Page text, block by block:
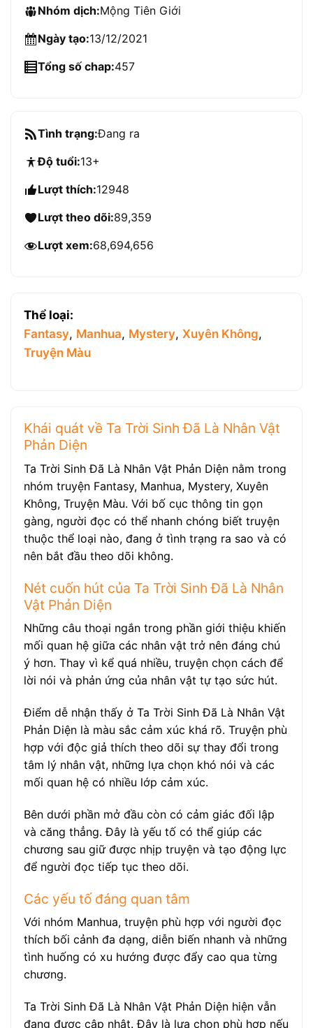
Nhóm dịch:Mộng Tiên Giới
Ngày tạo:13/12/2021
Tổng số chap:457
Tình trạng:Đang ra
Độ tuổi:13+
Lượt thích:12948
Lượt theo dõi:89,359
Lượt xem:68,694,656
Thể loại:
Fantasy, Manhua, Mystery, Xuyên Không,
Truyện Màu
Khái quát về Ta Trời Sinh Đã Là Nhân Vật
Phản Diện
Ta Trời Sinh Đã Là Nhân Vật Phản Diện nằm trong
nhóm truyện Fantasy, Manhua, Mystery, Xuyên
Không, Truyện Màu. Với bố cục thông tin gọn
gàng, người đọc có thể nhanh chóng biết truyện
thuộc thể loại nào, đang ở tình trạng ra sao và có
nên bắt đầu theo dõi không.
Nét cuốn hút của Ta Trời Sinh Đã Là Nhân
Vật Phản Diện
Những câu thoại ngắn trong phần giới thiệu khiến
mối quan hệ giữa các nhân vật trở nên đáng chú
ý hơn. Thay vì kể quá nhiều, truyện chọn cách để
lời nói và phản ứng của nhân vật tự tạo sức hút.
Điểm dễ nhận thấy ở Ta Trời Sinh Đã Là Nhân Vật
Phản Diện là màu sắc cảm xúc khá rõ. Truyện phù
hợp với độc giả thích theo dõi sự thay đổi trong
tâm lý nhân vật, những lựa chọn khó nói và các
mối quan hệ có nhiều lớp cảm xúc.
Bên dưới phần mở đầu còn có cảm giác đối lập
và căng thẳng. Đây là yếu tố có thể giúp các
chương sau giữ được nhịp truyện và tạo động lực
để người đọc tiếp tục theo dõi.
Các yếu tố đáng quan tâm
Với nhóm Manhua, truyện phù hợp với người đọc
thích bối cảnh đa dạng, diễn biến nhanh và những
tình huống có xu hướng được đẩy cao qua từng
chương.
Ta Trời Sinh Đã Là Nhân Vật Phản Diện hiện vẫn
đang được cập nhật. Đây là lựa chọn phù hợp nếu